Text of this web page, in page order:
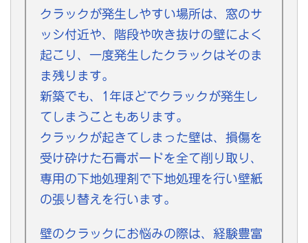
クラックが発生しやすい場所は、窓のサ
ッシ付近や、階段や吹き抜けの壁によく
起こり、一度発生したクラックはそのま
ま残ります。
新築でも、1年ほどでクラックが発生し
てしまうこともあります。
クラックが起きてしまった壁は、損傷を
受け砕けた石膏ボードを全て削り取り、
専用の下地処理剤で下地処理を行い壁紙
の張り替えを行います。
壁のクラックにお悩みの際は、経験豊富